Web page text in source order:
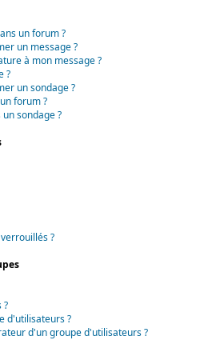
un forum ?
un message ?
à mon message ?
?
un sondage ?
forum ?
sondage ?
?
?
d'utilisateurs ?
d'un groupe d'utilisateurs ?